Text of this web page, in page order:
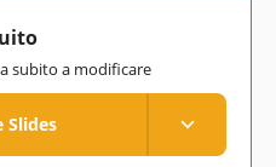
subito a modificare
Slides